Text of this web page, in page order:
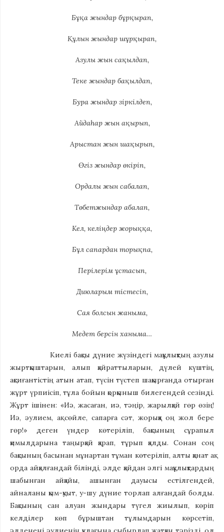
Бұқа жындар бұрқырап,
Құлын жындар шұрқырап,
Азулы жын сақылдап,
Теке жындар бақылдап,
Бура жындар зіркілдеп,
Айдаһар жын ақырып,
Арыстан жын шақырып,
Өгіз жындар өкіріп,
Ордалы жын сабалап,
Төбетжындар абалап,
Кел, келіңдер жорыққа,
Бұл сапардан торықпа,
Перілерім ұстасып,
Диюларым тістесіп,
Сая болсын жаныма,
Медет берсін ханыма…
Киелі бақсы дүние жүзіндегі мақұлықтың азулы
жыртқыштарын, алып қайраттыларын, дүлей күштің,
ақсиғантістің атын атап, түсін түстеп шақырғанда отырған
жұрт үрпиісіп, тұла бойын қорқыныш билегендей сезінді.
Жұрт ішінен: «Иә, жасаған, иә, тәңір, жарылқай гөр өзің!
Иә, әулием, ақ сөйле, сапарға сәт, жорыққа оң жол бере
гөр!» деген үндер көтеріліп, бақсының сұрапыл
қимылдарына таңырқай қарап, тұрып қалды. Сонан соң
бақсының басынан мұнартан тұман көтеріліп, алты қанат ақ
орда айқалғандай білінді, әлде қайдан әлгі мақұлықтардың
шабынған айқайы, ашынған дауысы естілгендей,
айналаны қым-қуыт, у-шу дүние торлап алғандай болды.
Бақсының сан алуан жындары түгел жиылып, көріп
келділер көп бұрыштан тұлымдарын көрсетіп,